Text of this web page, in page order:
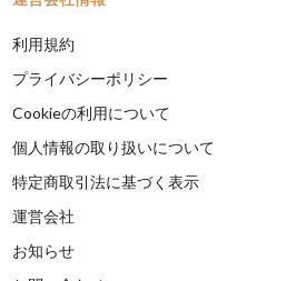
利用規約
プライバシーポリシー
Cookieの利用について
個人情報の取り扱いについて
特定商取引法に基づく表示
運営会社
お知らせ